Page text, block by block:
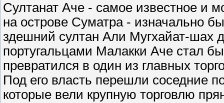
Султанат Аче - самое известное и
на острове Суматра - изначально
здешний султан Али Мугхайат-шах
португальцами Малакки Аче стал
превратился в один из главных
Под его власть перешли соседние
которые вели крупную торговлю